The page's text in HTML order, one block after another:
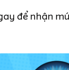
để nhận